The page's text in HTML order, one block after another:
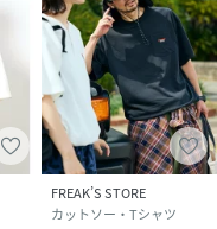
パンツ等登山アパレル
細、取り扱い方法は
ョンタグを御確認下さ
FREAK’S STORE
カットソー・Tシャツ